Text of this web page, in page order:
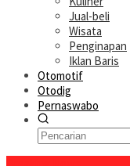
Jual-beli
Wisata
Penginapan
Iklan Baris
Otomotif
Otodig
Pernaswabo